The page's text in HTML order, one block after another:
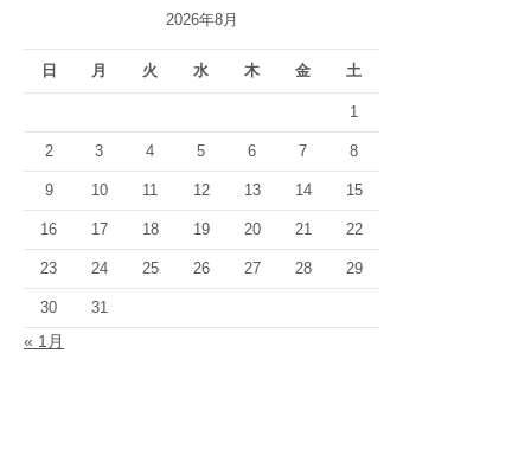
2026年8月
日 月 火 水 木 金 土
1
2 3 4 5 6 7 8
9 10 11 12 13 14 15
16 17 18 19 20 21 22
23 24 25 26 27 28 29
30 31
« 1月